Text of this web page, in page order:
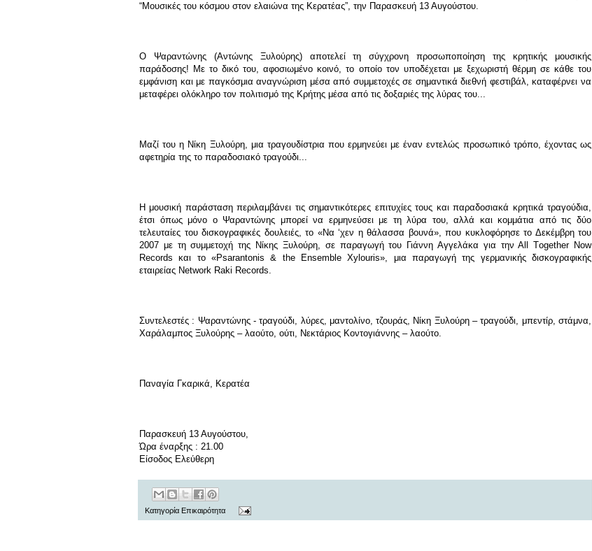
“Μουσικές του κόσμου στον ελαιώνα της Κερατέας”, την Παρασκευή 13 Αυγούστου.
Ο Ψαραντώνης (Αντώνης Ξυλούρης) αποτελεί τη σύγχρονη προσωποποίηση της κρητικής μουσικής
παράδοσης! Με το δικό του, αφοσιωμένο κοινό, το οποίο τον υποδέχεται με ξεχωριστή θέρμη σε κάθε του
εμφάνιση και με παγκόσμια αναγνώριση μέσα από συμμετοχές σε σημαντικά διεθνή φεστιβάλ, καταφέρνει να
μεταφέρει ολόκληρο τον πολιτισμό της Κρήτης μέσα από τις δοξαριές της λύρας του...
Μαζί του η Νίκη Ξυλούρη, μια τραγουδίστρια που ερμηνεύει με έναν εντελώς προσωπικό τρόπο, έχοντας ως
αφετηρία της το παραδοσιακό τραγούδι...
H μουσική παράσταση περιλαμβάνει τις σημαντικότερες επιτυχίες τους και παραδοσιακά κρητικά τραγούδια,
έτσι όπως μόνο ο Ψαραντώνης μπορεί να ερμηνεύσει με τη λύρα του, αλλά και κομμάτια από τις δύο
τελευταίες του δισκογραφικές δουλειές, το «Να ‘χεν η θάλασσα βουνά», που κυκλοφόρησε το Δεκέμβρη του
2007 με τη συμμετοχή της Νίκης Ξυλούρη, σε παραγωγή του Γιάννη Αγγελάκα για την Αll Τogether Νow
Records και το «Ρsarantonis & the Εnsemble Χylouris», μια παραγωγή της γερμανικής δισκογραφικής
εταιρείας Νetwork Raki Records.
Συντελεστές : Ψαραντώνης - τραγούδι, λύρες, μαντολίνο, τζουράς, Νίκη Ξυλούρη – τραγούδι, μπεντίρ, στάμνα,
Χαράλαμπος Ξυλούρης – λαούτο, ούτι, Νεκτάριος Κοντογιάννης – λαούτο.
Παναγία Γκαρικά, Κερατέα
Παρασκευή 13 Αυγούστου,
Ώρα έναρξης : 21.00
Είσοδος Ελεύθερη
Κατηγορία Επικαιρότητα